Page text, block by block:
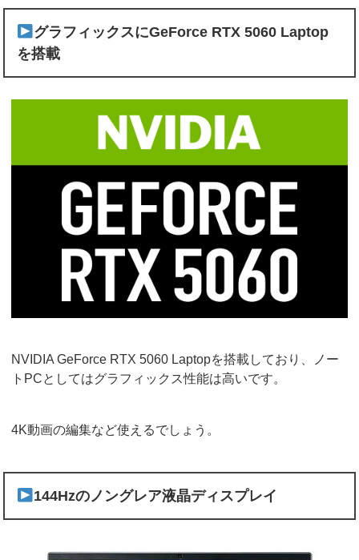
グラフィックスにGeForce RTX 5060 Laptop
を搭載
NVIDIA GeForce RTX 5060 Laptopを搭載しており、ノー
トPCとしてはグラフィックス性能は高いです。
4K動画の編集など使えるでしょう。
144Hzのノングレア液晶ディスプレイ